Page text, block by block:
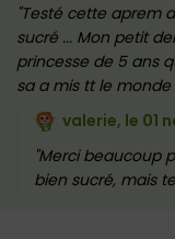
Testé cette aprem
sucré ... Mon petit
princesse de 5 ans
sa a mis tt le
valerie, le 01
Merci beaucoup
bien sucré, mais